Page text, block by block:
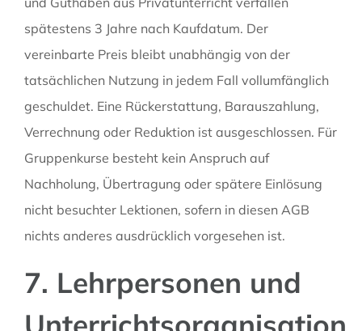
spätestens 3 Jahre nach Kaufdatum. Der
vereinbarte Preis bleibt unabhängig von der
tatsächlichen Nutzung in jedem Fall vollumfänglich
geschuldet. Eine Rückerstattung, Barauszahlung,
Verrechnung oder Reduktion ist ausgeschlossen. Für
Gruppenkurse besteht kein Anspruch auf
Nachholung, Übertragung oder spätere Einlösung
nicht besuchter Lektionen, sofern in diesen AGB
nichts anderes ausdrücklich vorgesehen ist.
7. Lehrpersonen und